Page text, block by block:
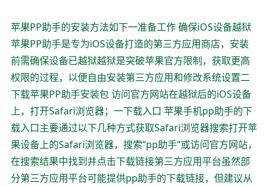
苹果PP助手的安装方法如下一准备工作 确保iOS设备越狱
苹果PP助手是专为iOS设备打造的第三方应用商店，安装
前需确保设备已越狱越狱是突破苹果官方限制，获取更高
权限的过程，以便自由安装第三方应用和修改系统设置二
下载苹果PP助手安装包 访问官方网站在越狱后的iOS设备
上，打开Safari浏览器；一下载入口 苹果手机pp助手的下
载入口主要通过以下几种方式获取Safari浏览器搜索打开苹
果设备上的Safari浏览器，搜索“pp助手”或访问官方网站，
在搜索结果中找到并点击下载链接第三方应用平台虽然部
分第三方应用平台可能提供pp助手的下载链接，但建议从